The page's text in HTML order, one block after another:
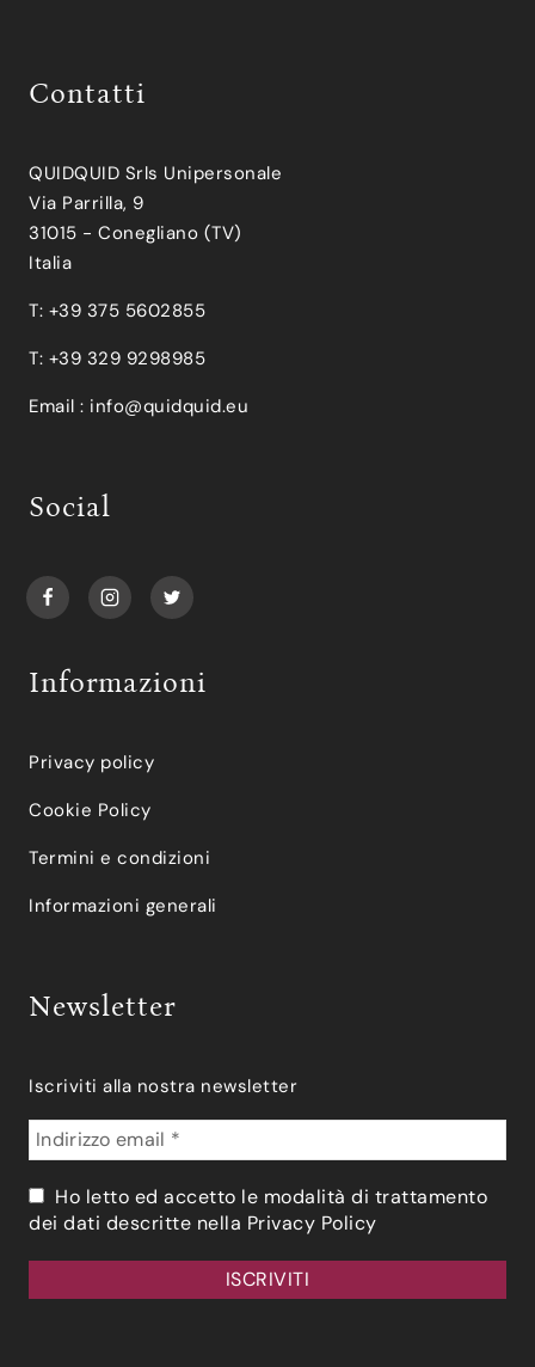
Contatti
QUIDQUID Srls Unipersonale
Via Parrilla, 9
31015 - Conegliano (TV)
Italia
T: +39 375 5602855
T: +39 329 9298985
Email : info@quidquid.eu
Social
Informazioni
Privacy policy
Cookie Policy
Termini e condizioni
Informazioni generali
Newsletter
Iscriviti alla nostra newsletter
Ho letto ed accetto le modalità di trattamento
dei dati descritte nella Privacy Policy